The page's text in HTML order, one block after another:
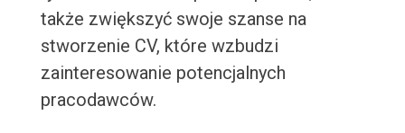
także zwiększyć swoje szanse na
stworzenie CV, które wzbudzi
zainteresowanie potencjalnych
pracodawców.